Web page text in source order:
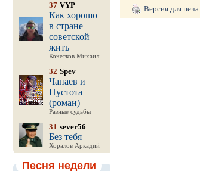
37 VYP
Как хорошо
в стране
советской
жить
Кочетков Михаил
32 Spev
Чапаев и
Пустота
(роман)
Разные судьбы
31 sever56
Без тебя
Хоралов Аркадий
Песня недели
Версия для